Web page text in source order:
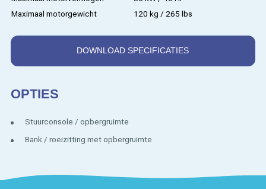
Maximaal motorgewicht
120 kg / 265 lbs
DOWNLOAD SPECIFICATIES
OPTIES
Stuurconsole / opbergruimte
Bank / roeizitting met opbergruimte